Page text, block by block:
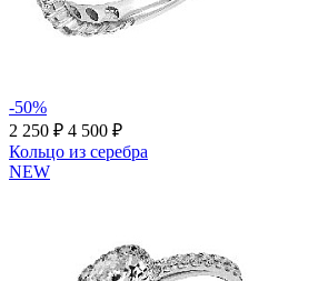
-50%
2 250 ₽ 4 500 ₽
Кольцо из серебра
NEW